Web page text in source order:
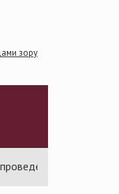
зору
94 засідання